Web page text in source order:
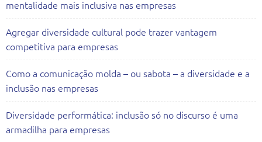
mentalidade mais inclusiva nas empresas
Agregar diversidade cultural pode trazer vantagem
competitiva para empresas
Como a comunicação molda – ou sabota – a diversidade e a
inclusão nas empresas
Diversidade performática: inclusão só no discurso é uma
armadilha para empresas